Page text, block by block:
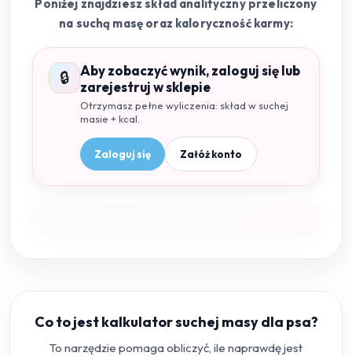
Poniżej znajdziesz skład analityczny przeliczony
na suchą masę oraz kaloryczność karmy:
🔒
Aby zobaczyć wynik, zaloguj się lub
zarejestruj w sklepie
Otrzymasz pełne wyliczenia: skład w suchej
masie + kcal.
Zaloguj się Załóż konto
Co to jest kalkulator suchej masy dla psa?
To narzędzie pomaga obliczyć, ile naprawdę jest